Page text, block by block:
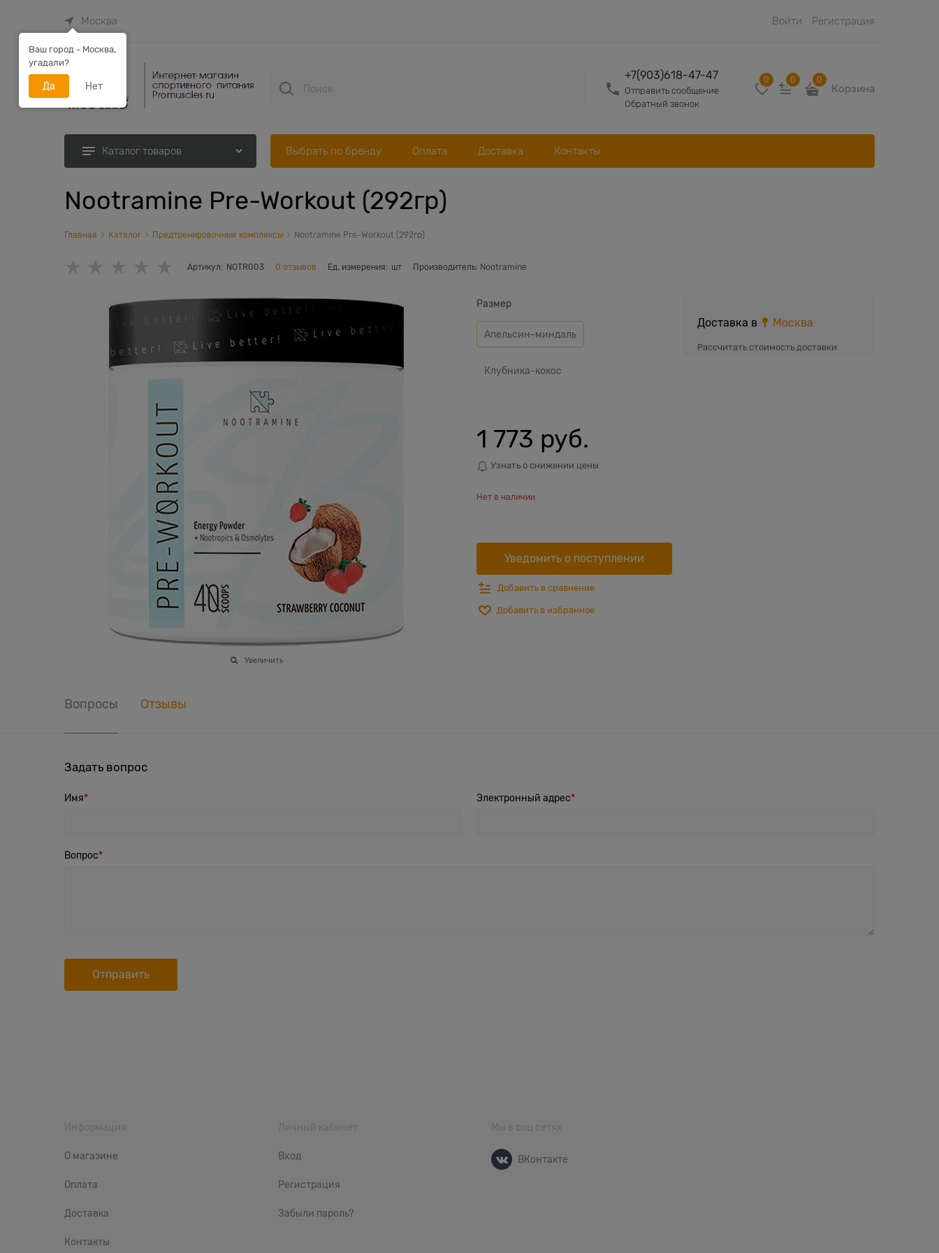
Москва Войти Регистрация
+7(903)618-47-47
Отправить сообщение
Обратный звонок
0 0 0
Корзина
Каталог товаров Выбрать по бренду Оплата Доставка Контакты
Nootramine Pre-Workout (292гр)
Главная Каталог Предтренировочные комплексы Nootramine Pre-Workout (292гр)
Артикул: NOTR003 0 отзывов Ед. измерения: шт Производитель: Nootramine
Увеличить
Размер
Апельсин-миндаль
Клубника-кокос
1 773 руб.
Узнать о снижении цены
Нет в наличии
Уведомить о поступлении
Добавить в сравнение
Добавить в избранное
Доставка в Москва
Рассчитать стоимость доставки
Вопросы Отзывы
Задать вопрос
Имя Электронный адрес
Вопрос
Информация
О магазине
Оплата
Доставка
Контакты
Личный кабинет
Вход
Регистрация
Забыли пароль?
Мы в соц сетях
ВКонтакте
Ваш город - Москва,
угадали?
Да Нет